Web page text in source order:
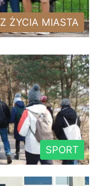
Z ŻYCIA MIASTA
SPORT